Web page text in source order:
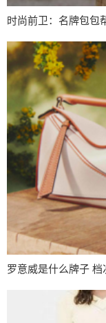
时尚前卫：名牌包包
罗意威是什么牌子 档